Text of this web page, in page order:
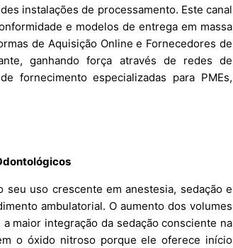
instalações de processamento. Este canal
e modelos de entrega em massa
de Aquisição Online e Fornecedores de
ganhando força através de redes de
fornecimento especializadas para PMEs,
uso crescente em anestesia, sedação e
ambulatorial. O aumento dos volumes
maior integração da sedação consciente na
o óxido nitroso porque ele oferece início